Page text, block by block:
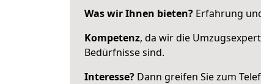
Was wir Ihnen bieten? Erfahrung
Kompetenz, da wir die
Bedürfnisse sind.
Interesse? Dann greifen Sie zum